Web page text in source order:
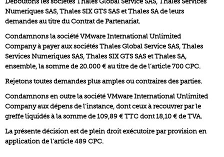
Numeriques SAS, Thales SIX GTS SAS et Thales SA de leurs
demandes au titre du Contrat de Partenariat.
Condamnons la société VMware International Unlimited
Company à payer aux sociétés Thales Global Service SAS, Thales
Services Numeriques SAS, Thales SIX GTS SAS et Thales SA,
ensemble, la somme de 20.000 € au titre de de l’article 700 CPC.
Rejetons toutes demandes plus amples ou contraires des parties.
Condamnons en outre la société VMware International Unlimited
Company aux dépens de l’instance, dont ceux à recouvrer par le
greffe liquidés à la somme de 109,89 € TTC dont 18,10 € de TVA.
La présente décision est de plein droit exécutoire par provision en
application de l’article 489 CPC.